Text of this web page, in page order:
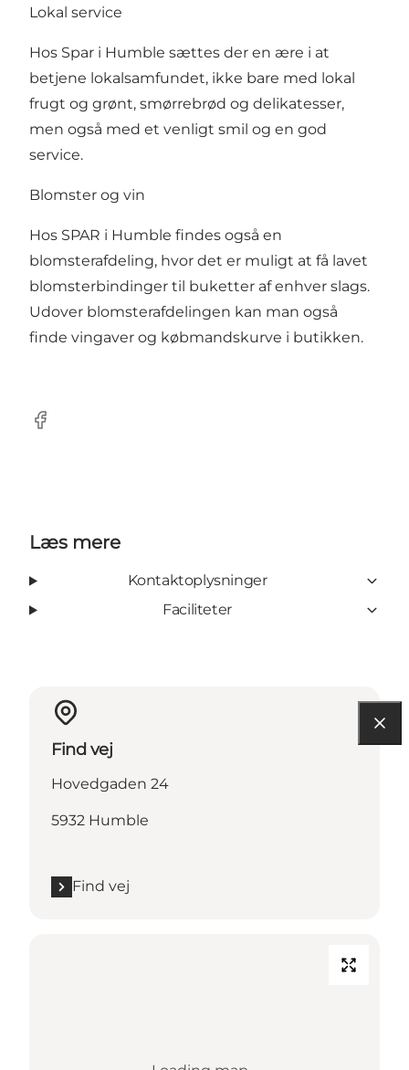
Lokal service
Hos Spar i Humble sættes der en ære i at
betjene lokalsamfundet, ikke bare med lokal
frugt og grønt, smørrebrød og delikatesser,
men også med et venligt smil og en god
service.
Blomster og vin
Hos SPAR i Humble findes også en
blomsterafdeling, hvor det er muligt at få lavet
blomsterbindinger til buketter af enhver slags.
Udover blomsterafdelingen kan man også
finde vingaver og købmandskurve i butikken.
Facebook
Læs mere
Kontaktoplysninger
Faciliteter
Find vej
Hovedgaden 24
5932 Humble
Find vej